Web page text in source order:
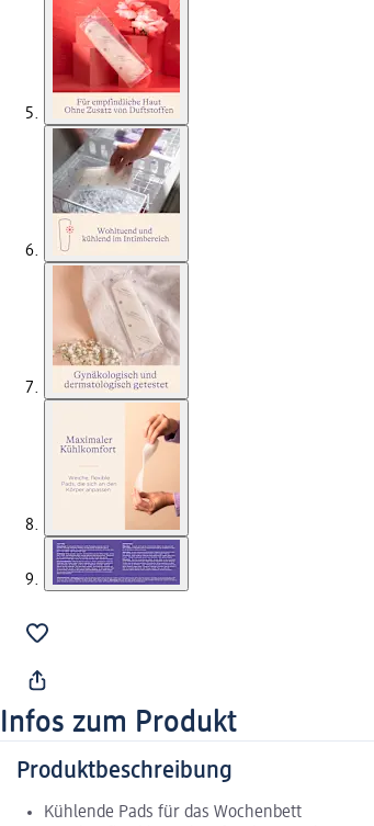
Infos zum Produkt
Produktbeschreibung
Kühlende Pads für das Wochenbett